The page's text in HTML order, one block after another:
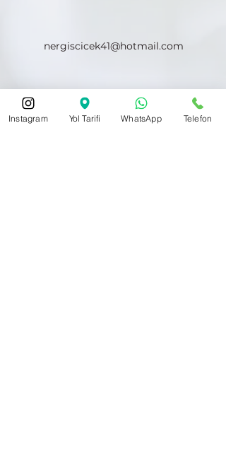
nergiscicek41@hotmail.com
Hacıhalil Mah. Atatürk Cd. No28/E
Halkbank ve Akbank Gebze Şubesi
Instagram Yol Tarifi WhatsApp Telefon